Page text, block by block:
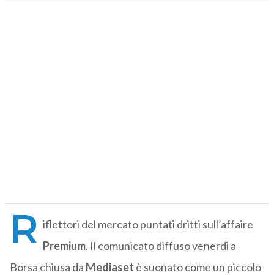
R iflettori del mercato puntati dritti sull’affaire
Premium. Il comunicato diffuso venerdì a
Borsa chiusa da Mediaset è suonato come un piccolo